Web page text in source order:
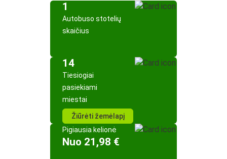
1
Autobuso stotelių
skaičius
14
Tiesiogiai
pasiekiami
miestai
Žiūrėti žemėlapį
Pigiausia kelionė
Nuo 21,98 €